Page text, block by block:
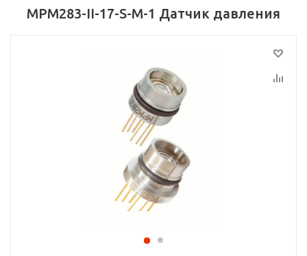
MPM283-II-17-S-M-1 Датчик давления